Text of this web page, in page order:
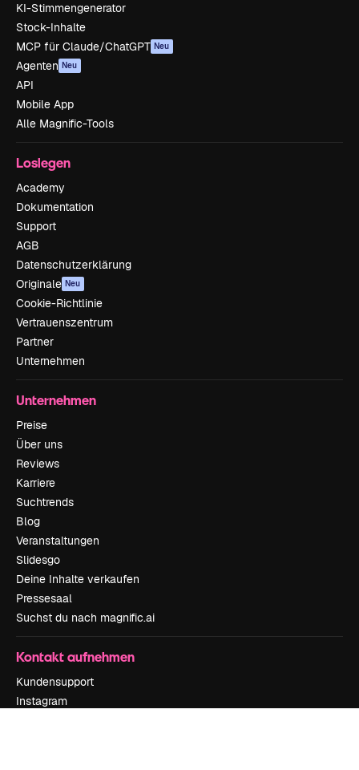
KI-Stimmengenerator
Stock-Inhalte
MCP für Claude/ChatGPT Neu
Agenten Neu
API
Mobile App
Alle Magnific-Tools
Loslegen
Academy
Dokumentation
Support
AGB
Datenschutzerklärung
Originale Neu
Cookie-Richtlinie
Vertrauenszentrum
Partner
Unternehmen
Unternehmen
Preise
Über uns
Reviews
Karriere
Suchtrends
Blog
Veranstaltungen
Slidesgo
Deine Inhalte verkaufen
Pressesaal
Suchst du nach magnific.ai
Kontakt aufnehmen
Kundensupport
Instagram